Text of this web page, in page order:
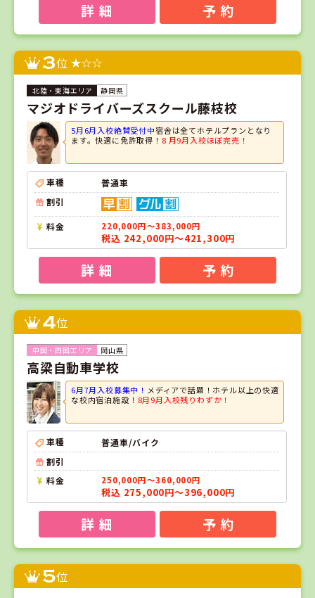
詳 細 予 約
3位
静岡県
マジオドライバーズスクール藤枝校
5月6月入校絶賛受付中宿舎は全てホテルプランとなり
ます。快適に免許取得！ 8 月9月入校ほぼ完売！
車種
普通車
割引
料金 220,000円～383,000円
税込 242,000円～421,300円
詳 細 予 約
4位
岡山県
高梁自動車学校
6月7月入校募集中！ メディアで話題！ホテル以上の快適
な校内宿泊施設！ 8月9月入校残りわずか！
車種
普通車/バイク
割引
料金
250,000円～360,000円
税込 275,000円～396,000円
詳 細 予 約
5位